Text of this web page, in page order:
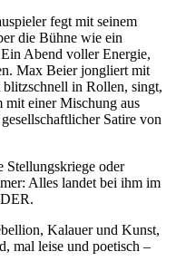
fegt mit seinem
die Bühne wie ein
Abend voller Energie,
Max Beier jongliert mit
in Rollen, singt,
mit einer Mischung aus
Satire von
Stellungskriege oder
Alles landet bei ihm im
Kalauer und Kunst,
mal leise und poetisch –